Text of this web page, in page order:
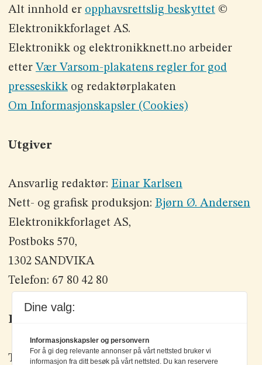
Alt innhold er opphavsrettslig beskyttet©
Elektronikkforlaget AS.
Elektronikk og elektronikknett.no arbeider
etter Vær Varsom-plakatens regler for god
presseskikkog redaktørplakaten
Om Informasjonskapsler (Cookies)
Utgiver
Ansvarlig redaktør: Einar Karlsen
Nett- og grafisk produksjon: Bjørn Ø. Andersen
Elektronikkforlaget AS,
Postboks 570,
1302 SANDVIKA
Telefon: 67 80 42 80
Kontakt oss
Tlf: +47 67 80 42 80
Dine valg:
Informasjonskapsler og personvern
For å gi deg relevante annonser på vårt nettsted bruker vi
informasjon fra ditt besøk på vårt nettsted. Du kan reservere